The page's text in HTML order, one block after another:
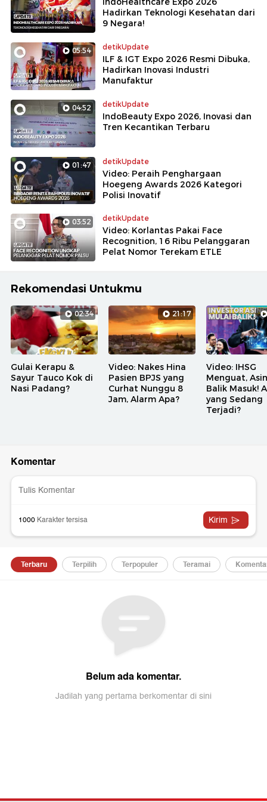
Hadirkan Teknologi Kesehatan dari
9 Negara!
05:54 detikUpdate
ILF & IGT Expo 2026 Resmi Dibuka,
Hadirkan Inovasi Industri
Manufaktur
04:52 detikUpdate
IndoBeauty Expo 2026, Inovasi dan
Tren Kecantikan Terbaru
01:47 detikUpdate
Video: Peraih Penghargaan
Hoegeng Awards 2026 Kategori
Polisi Inovatif
03:52 detikUpdate
Video: Korlantas Pakai Face
Recognition, 16 Ribu Pelanggaran
Pelat Nomor Terekam ETLE
Rekomendasi Untukmu
02:34
Gulai Kerapu &
Sayur Tauco Kok di
Nasi Padang?
21:17
Video: Nakes Hina
Pasien BPJS yang
Curhat Nunggu 8
Jam, Alarm Apa?
Video: IHSG
Menguat,
Balik Masuk!
yang Sedang
Terjadi?